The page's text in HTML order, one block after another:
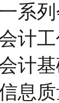
系
计
计
息